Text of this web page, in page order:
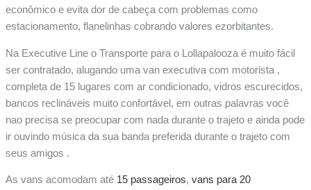
econômico e evita dor de cabeça com problemas como
estacionamento, flanelinhas cobrando valores ezorbitantes.
Na Executive Line o Transporte para o Lollapalooza é muito fácil
ser contratado, alugando uma van executiva com motorista ,
completa de 15 lugares com ar condicionado, vidros escurecidos,
bancos reclináveis muito confortável, em outras palavras você
nao precisa se preocupar com nada durante o trajeto e ainda pode
ir ouvindo música da sua banda preferida durante o trajeto com
seus amigos .
As vans acomodam até 15 passageiros, vans para 20